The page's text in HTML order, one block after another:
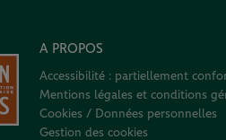
A PROPOS
Accessibilité : partiellement
Mentions légales et conditions
Cookies / Données personnelles
Gestion des cookies